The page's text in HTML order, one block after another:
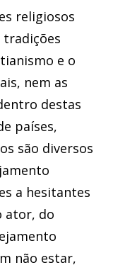
religiosos
e o
nem as
destas
países,
são diversos
a hesitantes
ator, do
não estar,